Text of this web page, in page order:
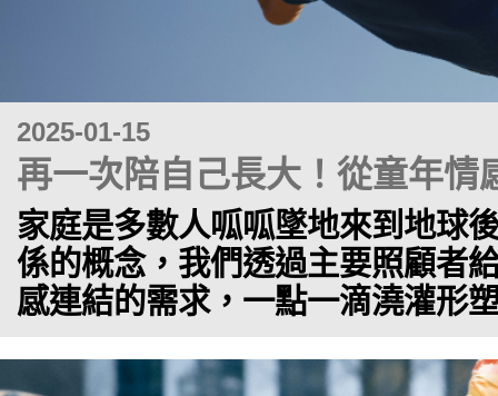
2025-01-15
再一次陪自己長大！從童年情
家庭是多數人呱呱墜地來到地球
係的概念，我們透過主要照顧者
感連結的需求，一點一滴澆灌